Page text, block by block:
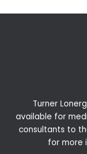
Turner
available for
consultants to
for more